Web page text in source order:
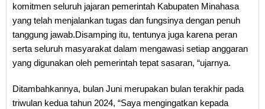
komitmen seluruh jajaran pemerintah Kabupaten Minahasa
yang telah menjalankan tugas dan fungsinya dengan penuh
tanggung jawab.Disamping itu, tentunya juga karena peran
serta seluruh masyarakat dalam mengawasi setiap anggaran
yang digunakan oleh pemerintah tepat sasaran, “ujarnya.
Ditambahkannya, bulan Juni merupakan bulan terakhir pada
triwulan kedua tahun 2024, “Saya mengingatkan kepada